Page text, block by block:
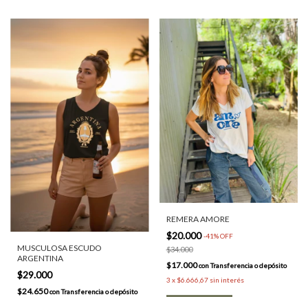
MUSCULOSA ESCUDO
ARGENTINA
$29.000
$24.650conTransferencia o depósito
REMERA AMORE
$20.000-41%OFF
$34.000
$17.000conTransferencia o depósito
3 x $6.666,67 sin interés